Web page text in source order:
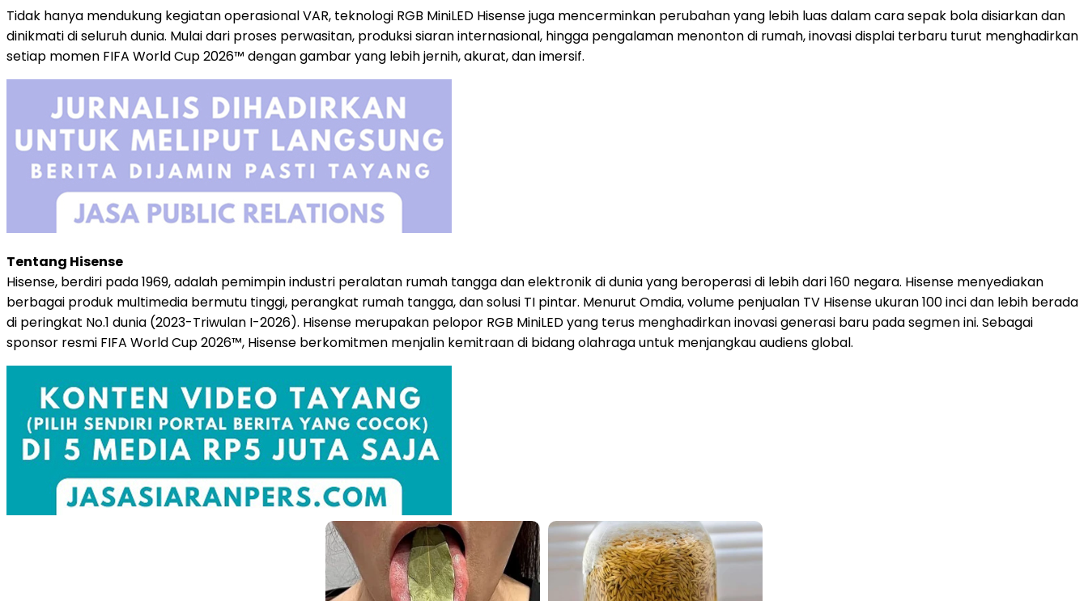
Tidak hanya mendukung kegiatan operasional VAR, teknologi RGB MiniLED Hisense juga mencerminkan perubahan yang lebih luas dalam cara sepak bola disiarkan dan
dinikmati di seluruh dunia. Mulai dari proses perwasitan, produksi siaran internasional, hingga pengalaman menonton di rumah, inovasi displai terbaru turut menghadirkan
setiap momen FIFA World Cup 2026™ dengan gambar yang lebih jernih, akurat, dan imersif.
Tentang Hisense
Hisense, berdiri pada 1969, adalah pemimpin industri peralatan rumah tangga dan elektronik di dunia yang beroperasi di lebih dari 160 negara. Hisense menyediakan
berbagai produk multimedia bermutu tinggi, perangkat rumah tangga, dan solusi TI pintar. Menurut Omdia, volume penjualan TV Hisense ukuran 100 inci dan lebih berada
di peringkat No.1 dunia (2023-Triwulan I-2026). Hisense merupakan pelopor RGB MiniLED yang terus menghadirkan inovasi generasi baru pada segmen ini. Sebagai
sponsor resmi FIFA World Cup 2026™, Hisense berkomitmen menjalin kemitraan di bidang olahraga untuk menjangkau audiens global.